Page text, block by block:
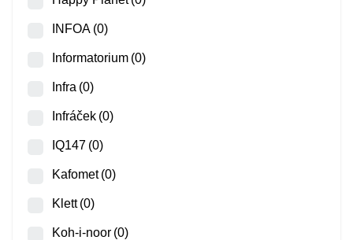
INFOA (0)
Informatorium (0)
Infra (0)
Infráček (0)
IQ147 (0)
Kafomet (0)
Klett (0)
Koh-i-noor (0)